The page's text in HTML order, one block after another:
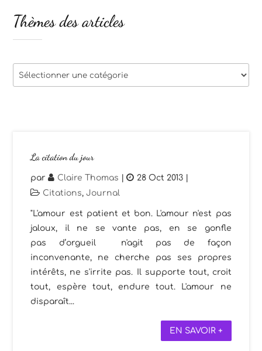
La citation du jour
par Claire Thomas | 28 Oct 2013
Citations,Journal
"L'amour est patient et bon. L'amour n'est pas
jaloux, il ne se vante pas, en se gonfle
pas d’orgueil n'agit pas de façon
inconvenante, ne cherche pas ses propres
intérêts, ne s'irrite pas. Il supporte tout, croit
tout, espère tout, endure tout. L'amour ne
disparaît...
EN SAVOIR +
Thèmes des articles
Thèmes
des